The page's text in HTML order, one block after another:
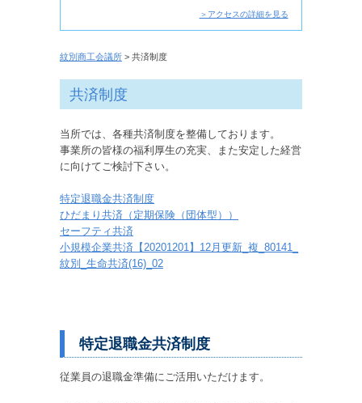
＞アクセスの詳細を見る
紋別商工会議所 > 共済制度
共済制度
当所では、各種共済制度を整備しております。
事業所の皆様の福利厚生の充実、また安定した経営
に向けてご検討下さい。
特定退職金共済制度
ひだまり共済（定期保険（団体型））
セーフティ共済
小規模企業共済 【20201201】12月更新_複_80141_
紋別_生命共済(16)_02
特定退職金共済制度
従業員の退職金準備にご活用いただけます。